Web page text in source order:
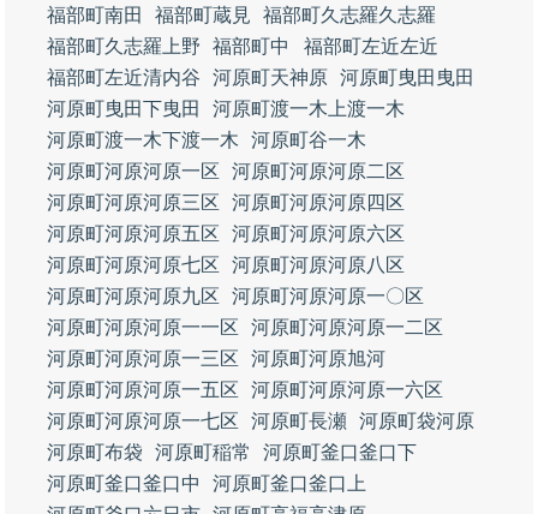
福部町南田
福部町蔵見
福部町久志羅久志羅
福部町久志羅上野
福部町中
福部町左近左近
福部町左近清内谷
河原町天神原 河原町曳田曳田
河原町曳田下曳田
河原町渡一木上渡一木
河原町渡一木下渡一木
河原町谷一木
河原町河原河原一区
河原町河原河原二区
河原町河原河原三区
河原町河原河原四区
河原町河原河原五区
河原町河原河原六区
河原町河原河原七区
河原町河原河原八区
河原町河原河原九区
河原町河原河原一〇区
河原町河原河原一一区
河原町河原河原一二区
河原町河原河原一三区
河原町河原旭河
河原町河原河原一五区
河原町河原河原一六区
河原町河原河原一七区
河原町長瀬 河原町袋河原
河原町布袋
河原町稲常
河原町釜口釜口下
河原町釜口釜口中
河原町釜口釜口上